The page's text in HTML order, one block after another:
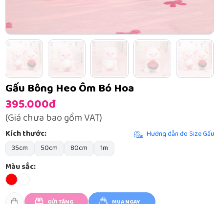
Gấu Bông Heo Ôm Bó Hoa
395.000đ
(Giá chưa bao gồm VAT)
Kích thước:
Hướng dẫn đo Size Gấu
35cm
50cm 80cm 1m
Màu sắc: